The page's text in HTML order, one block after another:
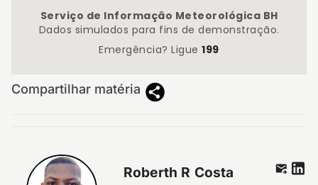
Serviço de Informação Meteorológica BH
Dados simulados para fins de demonstração.
Emergência? Ligue199
Compartilhar matéria
Roberth R Costa